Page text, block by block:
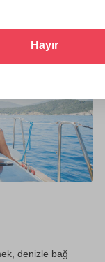
denizle bağ
Hayır